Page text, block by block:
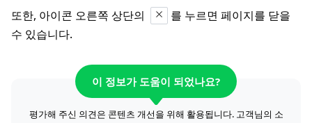
또한, 아이콘 오른쪽 상단의
를 누르면 페이지를 닫을
수 있습니다.
이 정보가 도움이 되었나요?
평가해 주신 의견은 콘텐츠 개선을 위해 활용됩니다. 고객님의 소